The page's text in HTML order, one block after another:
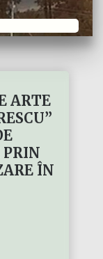
ARTE
PRIN
ÎN